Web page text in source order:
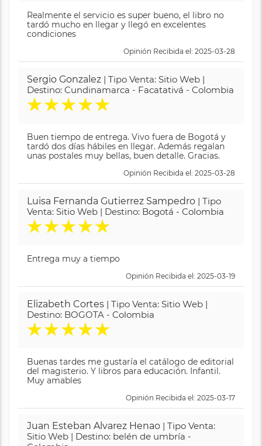
Realmente el servicio es super bueno, el libro no
tardó mucho en llegar y llegó en excelentes
condiciones
Opinión Recibida el: 2025-03-28
Sergio Gonzalez | Tipo Venta: Sitio Web |
Destino: Cundinamarca - Facatativá - Colombia
★★★★★
Buen tiempo de entrega. Vivo fuera de Bogotá y
tardó dos días hábiles en llegar. Además regalan
unas postales muy bellas, buen detalle. Gracias.
Opinión Recibida el: 2025-03-28
Luisa Fernanda Gutierrez Sampedro | Tipo
Venta: Sitio Web | Destino: Bogotá - Colombia
★★★★★
Entrega muy a tiempo
Opinión Recibida el: 2025-03-19
Elizabeth Cortes | Tipo Venta: Sitio Web |
Destino: BOGOTA - Colombia
★★★★★
Buenas tardes me gustaría el catálogo de editorial
del magisterio. Y libros para educación. Infantil.
Muy amables
Opinión Recibida el: 2025-03-17
Juan Esteban Alvarez Henao | Tipo Venta:
Sitio Web | Destino: belén de umbría -